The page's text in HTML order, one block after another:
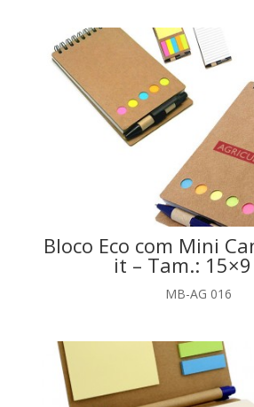
Bloco Eco com Mini
it – Tam.:
MB-AG 016